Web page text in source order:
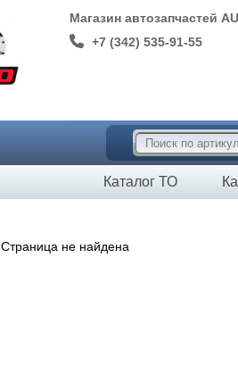
Магазин автозапчастей
+7 (342) 535-91-55
Каталог ТО
Страница не найдена